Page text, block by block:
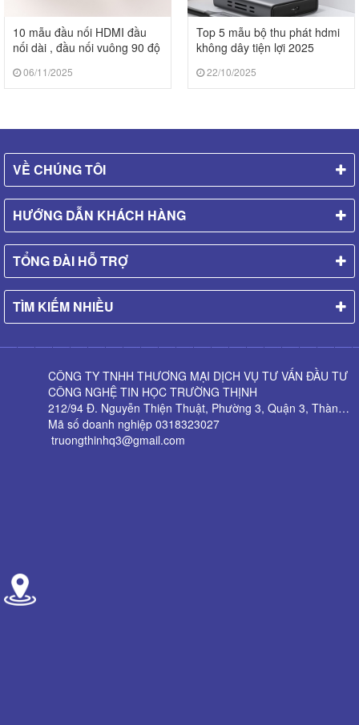
10 mẫu đầu nối HDMI đầu
nối dài , đầu nối vuông 90 độ
06/11/2025
Top 5 mẫu bộ thu phát hdmi
không dây tiện lợi 2025
22/10/2025
VỀ CHÚNG TÔI
HƯỚNG DẪN KHÁCH HÀNG
TỔNG ĐÀI HỖ TRỢ
TÌM KIẾM NHIỀU
CÔNG TY TNHH THƯƠNG MẠI DỊCH VỤ TƯ VẤN ĐẦU TƯ
CÔNG NGHỆ TIN HỌC TRƯỜNG THỊNH
212/94 Đ. Nguyễn Thiện Thuật, Phường 3, Quận 3, Thành phố Hồ Chí Minh
Mã số doanh nghiệp 0318323027
truongthinhq3@gmail.com